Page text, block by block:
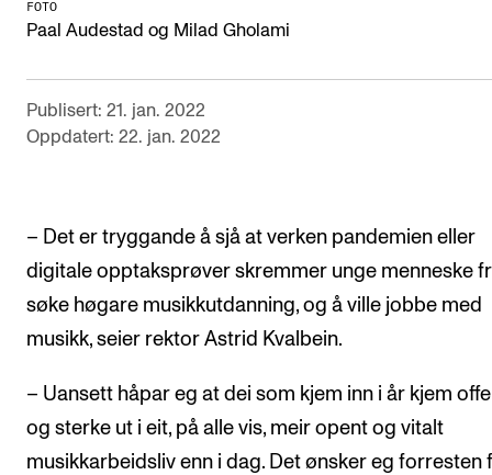
Låne utstyr
PRAKTISK
Canvas
Semesterregistrering
Si ifra!
FOTO
Paal Audestad og Milad Gholami
Publisert: 21. jan. 2022
Oppdatert: 22. jan. 2022
– Det er tryggande å sjå at verken pandemien eller
digitale opptaksprøver skremmer unge menneske
søke høgare musikkutdanning, og å ville jobbe med
musikk, seier rektor Astrid Kvalbein.
– Uansett håpar eg at dei som kjem inn i år kjem
og sterke ut i eit, på alle vis, meir opent og vitalt
musikkarbeidsliv enn i dag. Det ønsker eg forresten